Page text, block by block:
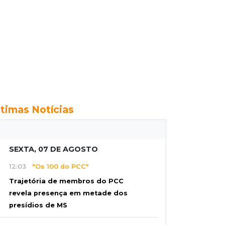
Notícias
SEXTA, 07 DE AGOSTO
12:03 "Os 100 do PCC"
Trajetória de membros do PCC
revela presença em metade dos
presídios de MS